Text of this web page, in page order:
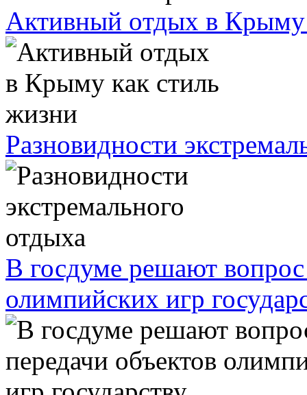
Активный oтдыx в Кpыму
Разновидности
В госдуме решают вопрос
олимпийских игр